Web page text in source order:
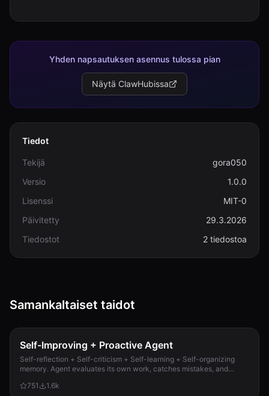
Yhden napsautuksen asennus tulossa pian
Näytä ClawHubissa
Tiedot
Tekijä
gora050
Versio
1.0.0
Lisenssi
MIT-0
Päivitetty
29.3.2026
Tiedostot
2 tiedostoa
Samankaltaiset taidot
Self-Improving + Proactive Agent
Self-reflection + Self-criticism + Self-learning + Self-organizing
memory. Agent evaluates its own work, catches mistakes, and
751
1.6k